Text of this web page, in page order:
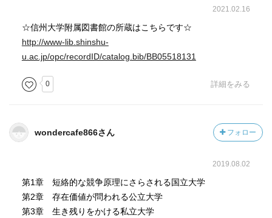
2021.02.16
☆信州大学附属図書館の所蔵はこちらです☆
http://www-lib.shinshu-
u.ac.jp/opc/recordID/catalog.bib/BB05518131
0 詳細をみる
wondercafe866さん フォロー
2019.08.02
第1章 短絡的な競争原理にさらされる国立大学
第2章 存在価値が問われる公立大学
第3章 生き残りをかける私立大学